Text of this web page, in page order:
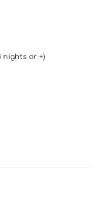
nights or +)